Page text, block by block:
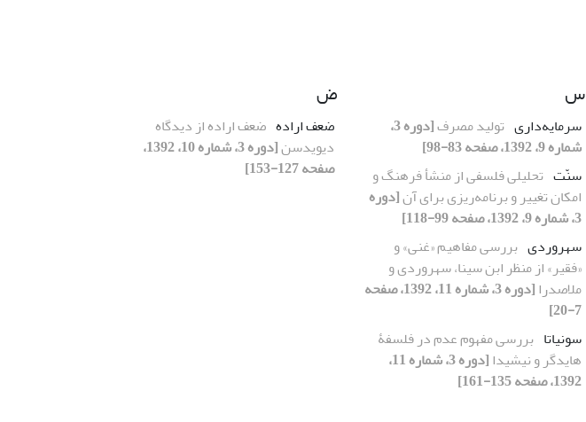
س
سرمایه‌داری تولید مصرف
[دوره 3،
شماره 9، 1392، صفحه 83-98]
سنّت تحلیلی فلسفی از منشأ فرهنگ و
امکان تغییر و برنامه‌ریزی برای آن[دوره
3، شماره 9، 1392، صفحه 99-118]
سهروردی بررسی مفاهیم «غنی» و
«فقیر» از منظر ابن سینا، سهروردی و
ملاصدرا
[دوره 3، شماره 11، 1392، صفحه
7-20]
سونیاتا بررسی مفهوم عدم در فلسفۀ
هایدگر و نیشیدا
[دوره 3، شماره 11،
1392، صفحه 135-161]
ض
ضعف اراده ضعف اراده از دیدگاه
دیویدسن
[دوره 3، شماره 10، 1392،
صفحه 127-153]